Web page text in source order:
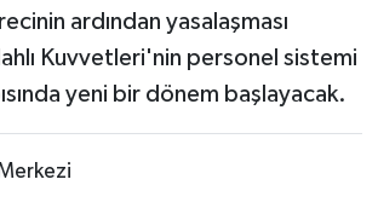
ardından yasalaşması
Kuvvetleri'nin personel sistemi
yeni bir dönem başlayacak.